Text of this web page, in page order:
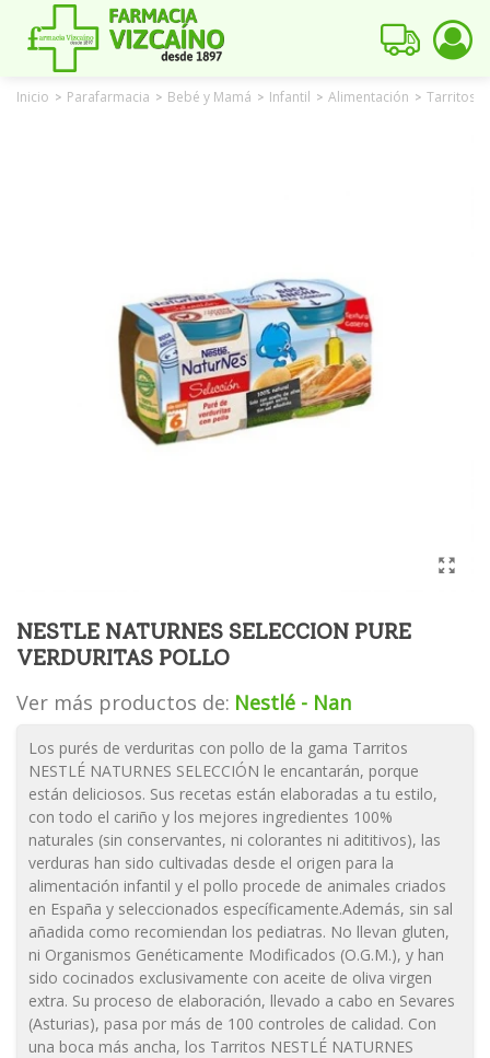
Inicio > Parafarmacia > Bebé y Mamá > Infantil > Alimentación > Tarritos
NESTLE NATURNES SELECCION PURE
VERDURITAS POLLO
Ver más productos de: Nestlé - Nan
Los purés de verduritas con pollo de la gama Tarritos
NESTLÉ NATURNES SELECCIÓN le encantarán, porque
están deliciosos. Sus recetas están elaboradas a tu estilo,
con todo el cariño y los mejores ingredientes 100%
naturales (sin conservantes, ni colorantes ni adititivos), las
verduras han sido cultivadas desde el origen para la
alimentación infantil y el pollo procede de animales criados
en España y seleccionados específicamente.Además, sin sal
añadida como recomiendan los pediatras. No llevan gluten,
ni Organismos Genéticamente Modificados (O.G.M.), y han
sido cocinados exclusivamente con aceite de oliva virgen
extra. Su proceso de elaboración, llevado a cabo en Sevares
(Asturias), pasa por más de 100 controles de calidad. Con
una boca más ancha, los Tarritos NESTLÉ NATURNES